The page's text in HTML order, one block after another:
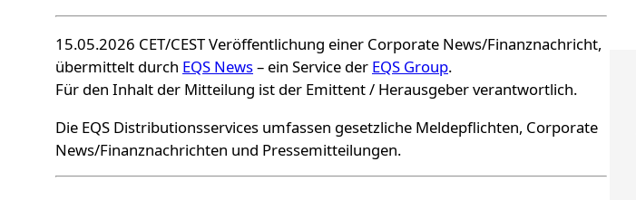
15.05.2026 CET/CEST Veröffentlichung einer Corporate News/Finanznachricht,
übermittelt durch EQS News– ein Service der EQS Group.
Für den Inhalt der Mitteilung ist der Emittent / Herausgeber verantwortlich.
Die EQS Distributionsservices umfassen gesetzliche Meldepflichten, Corporate
News/Finanznachrichten und Pressemitteilungen.